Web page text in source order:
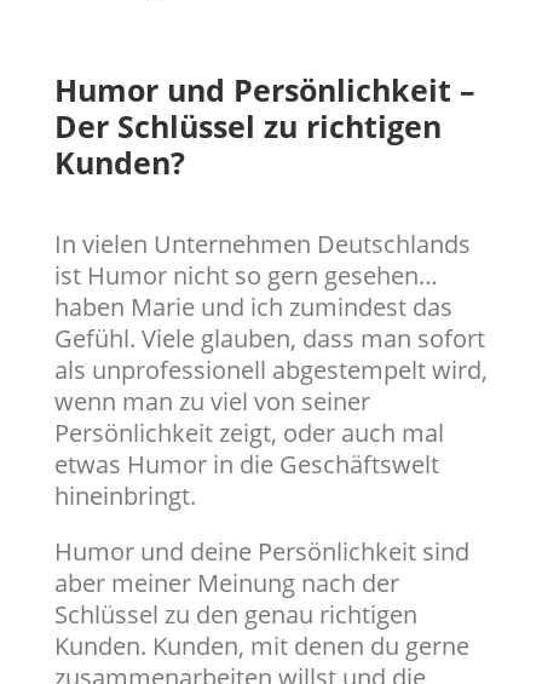
Humor und Persönlichkeit –
Der Schlüssel zu richtigen
Kunden?
In vielen Unternehmen Deutschlands
ist Humor nicht so gern gesehen…
haben Marie und ich zumindest das
Gefühl. Viele glauben, dass man sofort
als unprofessionell abgestempelt wird,
wenn man zu viel von seiner
Persönlichkeit zeigt, oder auch mal
etwas Humor in die Geschäftswelt
hineinbringt.
Humor und deine Persönlichkeit sind
aber meiner Meinung nach der
Schlüssel zu den genau richtigen
Kunden. Kunden, mit denen du gerne
zusammenarbeiten willst und die